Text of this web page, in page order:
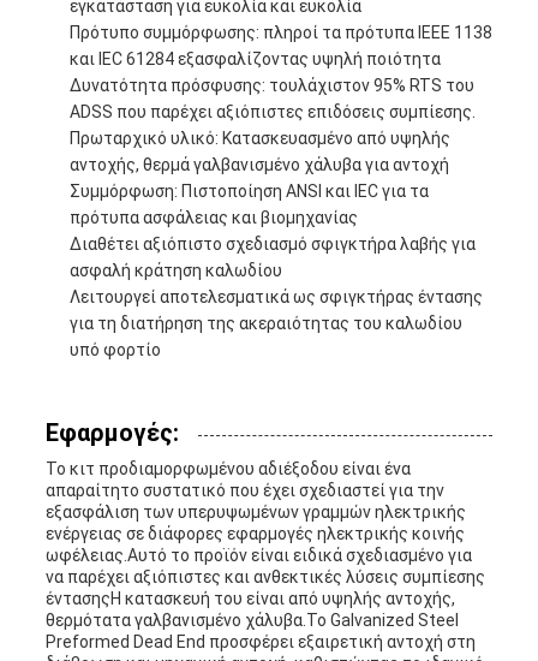
εγκατάσταση για ευκολία και ευκολία
Πρότυπο συμμόρφωσης: πληροί τα πρότυπα IEEE 1138
και IEC 61284 εξασφαλίζοντας υψηλή ποιότητα
Δυνατότητα πρόσφυσης: τουλάχιστον 95% RTS του
ADSS που παρέχει αξιόπιστες επιδόσεις συμπίεσης.
Πρωταρχικό υλικό: Κατασκευασμένο από υψηλής
αντοχής, θερμά γαλβανισμένο χάλυβα για αντοχή
Συμμόρφωση: Πιστοποίηση ANSI και IEC για τα
πρότυπα ασφάλειας και βιομηχανίας
Διαθέτει αξιόπιστο σχεδιασμό σφιγκτήρα λαβής για
ασφαλή κράτηση καλωδίου
Λειτουργεί αποτελεσματικά ως σφιγκτήρας έντασης
για τη διατήρηση της ακεραιότητας του καλωδίου
υπό φορτίο
Εφαρμογές:
Το κιτ προδιαμορφωμένου αδιέξοδου είναι ένα
απαραίτητο συστατικό που έχει σχεδιαστεί για την
εξασφάλιση των υπερυψωμένων γραμμών ηλεκτρικής
ενέργειας σε διάφορες εφαρμογές ηλεκτρικής κοινής
ωφέλειας.Αυτό το προϊόν είναι ειδικά σχεδιασμένο για
να παρέχει αξιόπιστες και ανθεκτικές λύσεις συμπίεσης
έντασηςΗ κατασκευή του είναι από υψηλής αντοχής,
θερμότατα γαλβανισμένο χάλυβα.Το Galvanized Steel
Preformed Dead End προσφέρει εξαιρετική αντοχή στη